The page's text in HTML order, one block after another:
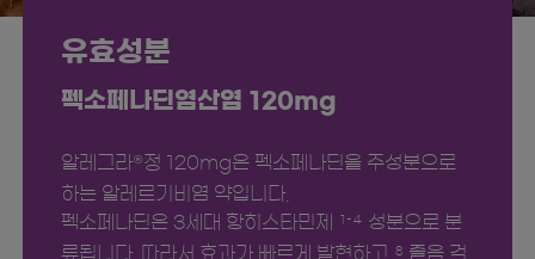
유효성분
펙소페나딘염산염 120mg
알레그라® 정 120mg은 펙소페나딘을 주성분으로
하는 알레르기비염 약입니다.
펙소페나딘은 3세대 항히스타민제
1-4 성분으로 분
류됩니다. 따라서 효과가 빠르게 발현하고
8 졸음 걱